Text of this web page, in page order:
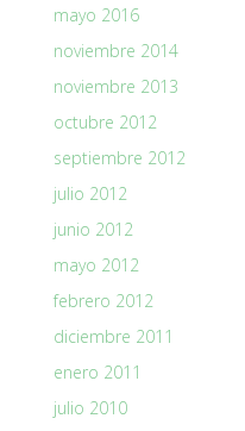
mayo 2016
noviembre 2014
noviembre 2013
octubre 2012
septiembre 2012
julio 2012
junio 2012
mayo 2012
febrero 2012
diciembre 2011
enero 2011
julio 2010